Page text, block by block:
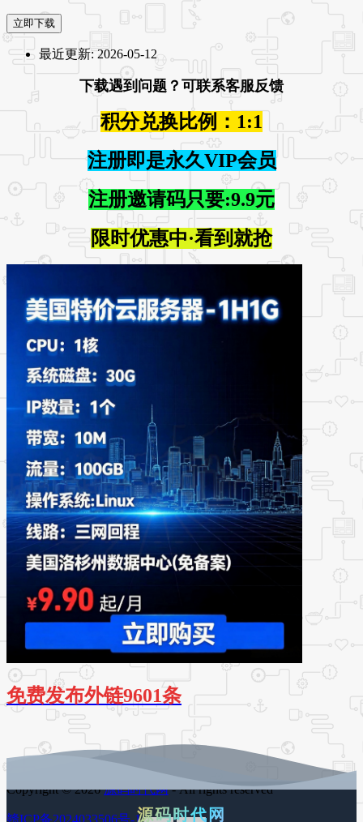
立即下载
最近更新:2026-05-12
下载遇到问题？可联系客服反馈
积分兑换比例：1:1
注册即是永久VIP会员
注册邀请码只要:9.9元
限时优惠中·看到就抢
免费发布外链9601条
Copyright © 2026源码时代网- All rights reserved
赣ICP备2024033506号-1源码时代网